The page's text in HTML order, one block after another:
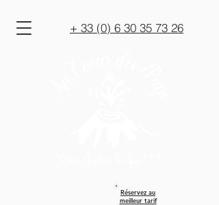
Réservez au
meilleur tarif
+ 33 (0) 6 30 35 73 26